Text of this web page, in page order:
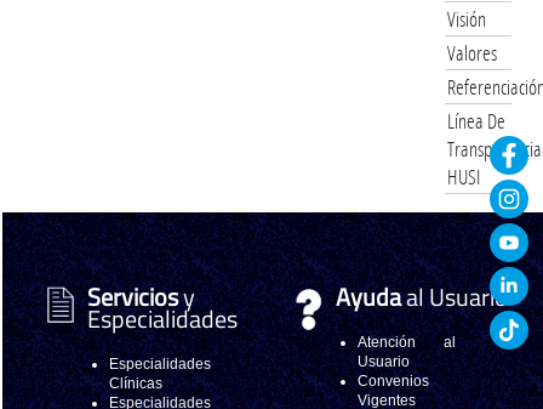
Visión
Valores
Línea De
Transparencia
HUSI
Serviciosy
Especialidades
Especialidades
Clínicas
Especialidades
Ayudaal Usuario
Atención al
Usuario
Convenios
Vigentes